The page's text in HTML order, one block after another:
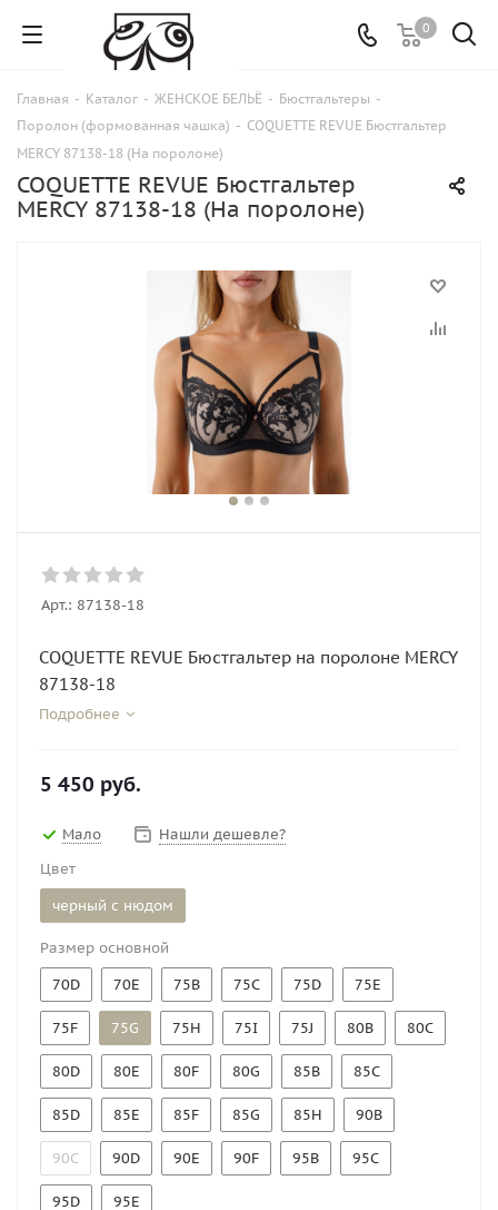
0
Главная - Каталог - ЖЕНСКОЕ БЕЛЬЁ - Бюстгальтеры -
Поролон (формованная чашка) - COQUETTE REVUE Бюстгальтер
MERCY 87138-18 (На поролоне)
COQUETTE REVUE Бюстгальтер
MERCY 87138-18 (На поролоне)
Арт.: 87138-18
COQUETTE REVUE Бюстгальтер на поролоне MERCY
87138-18
Подробнее
5 450 руб.
Мало
Нашли дешевле?
Цвет
черный с нюдом
Размер основной
70D
70E 75B 75C 75D 75E
75F 75G 75H 75I 75J 80B 80C
80D 80E 80F 80G 85B 85C
85D 85E 85F 85G 85H 90B
90C 90D 90E 90F 95B 95C
95D 95E